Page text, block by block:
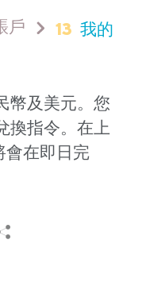
戶 13 我的
幣及美元。您
換指令。在上
會在即日完